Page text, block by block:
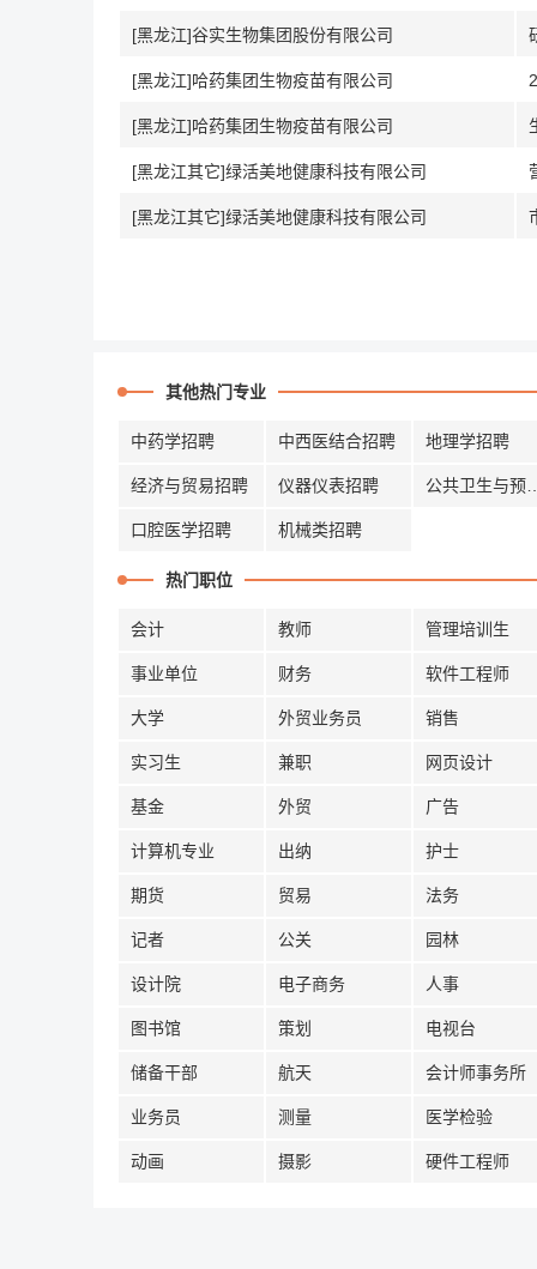
[黑龙江]谷实生物集团股份有限公司
[黑龙江]哈药集团生物疫苗有限公司
[黑龙江]哈药集团生物疫苗有限公司
[黑龙江其它]绿活美地健康科技有限公司
[黑龙江其它]绿活美地健康科技有限公司
其他热门专业
中药学招聘 中西医结合招聘 地理学招聘
经济与贸易招聘 仪器仪表招聘
口腔医学招聘 机械类招聘
热门职位
会计 教师 管理培训生
事业单位 财务 软件工程师
大学 外贸业务员 销售
实习生 兼职 网页设计
基金 外贸 广告
计算机专业 出纳 护士
期货 贸易 法务
记者 公关 园林
设计院 电子商务 人事
图书馆 策划 电视台
储备干部 航天 会计师事务所
业务员 测量 医学检验
动画 摄影 硬件工程师